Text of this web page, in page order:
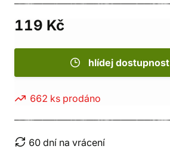
119 Kč
hlídej dostupnost
662 ks prodáno
60 dní na vrácení